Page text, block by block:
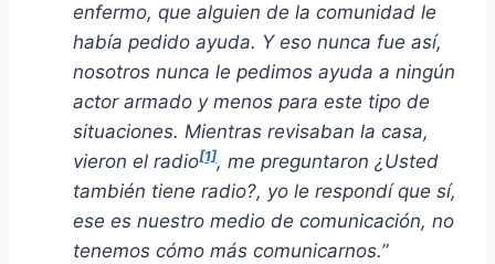
enfermo, que alguien de la comunidad le
había pedido ayuda. Y eso nunca fue así,
nosotros nunca le pedimos ayuda a ningún
actor armado y menos para este tipo de
situaciones. Mientras revisaban la casa,
vieron el radio[1], me preguntaron ¿Usted
también tiene radio?, yo le respondí que sí,
ese es nuestro medio de comunicación, no
tenemos cómo más comunicarnos.”